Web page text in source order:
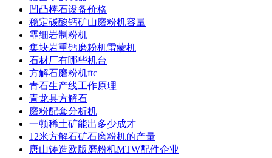
凹凸棒石设备价格
稳定碳酸钙矿山磨粉机容量
霏细岩制粉机
集块岩重钙磨粉机雷蒙机
石材厂有哪些机台
方解石磨粉机ftc
青石生产线工作原理
青龙县方解石
磨粉配套分析机
一顿稀土矿能出多少成才
12米方解石矿石磨粉机的产量
唐山铸造欧版磨粉机MTW配件企业